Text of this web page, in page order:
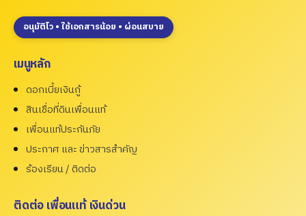
อนุมัติไว • ใช้เอกสารน้อย • ผ่อนสบาย
เมนูหลัก
ดอกเบี้ยเงินกู้
สินเชื่อที่ดินเพื่อนแท้
เพื่อนแท้ประกันภัย
ประกาศ และ ข่าวสารสำคัญ
ร้องเรียน / ติดต่อ
ติดต่อ เพื่อนแท้ เงินด่วน